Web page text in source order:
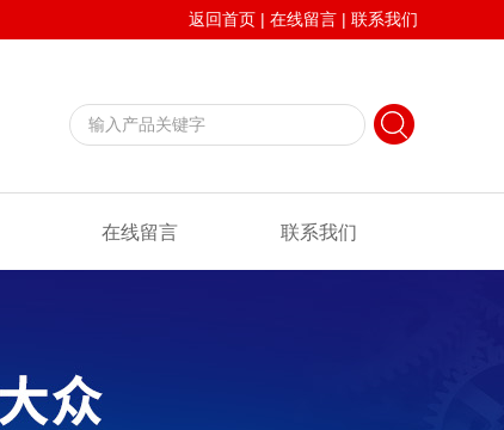
返回首页 | 在线留言 | 联系我们
在线留言 联系我们